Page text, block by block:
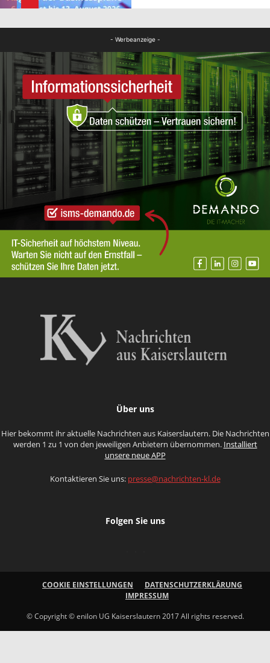
- Werbeanzeige -
Über uns
Hier bekommt ihr aktuelle Nachrichten aus Kaiserslautern. Die Nachrichten
werden 1 zu 1 von den jeweiligen Anbietern übernommen. Installiert
unsere neue APP
Kontaktieren Sie uns: presse@nachrichten-kl.de
Folgen Sie uns
COOKIE EINSTELLUNGEN
DATENSCHUTZERKLÄRUNG
IMPRESSUM
© Copyright © enilon UG Kaiserslautern 2017 All rights reserved.